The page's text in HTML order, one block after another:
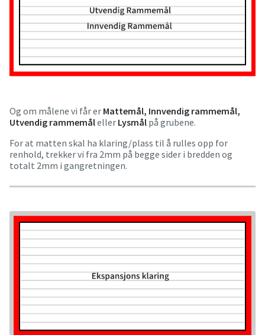
Og om målene vi får er Mattemål, Innvendig rammemål,
Utvendig rammemåleller Lysmål på grubene.
For at matten skal ha klaring/plass til å rulles opp for
renhold, trekker vi fra 2mm på begge sider i bredden og
totalt 2mm i gangretningen.